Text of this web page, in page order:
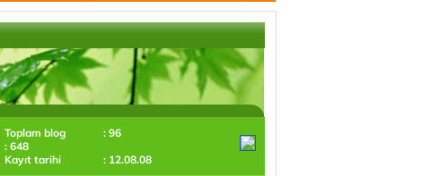
Toplam blog
: 96
: 648
Kayıt tarihi
: 12.08.08